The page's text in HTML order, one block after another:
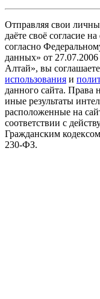
Отправляя свои
даёте своё согласие
согласно
данных» от
Алтай», вы
использования и
данного сайта. Права
иные результаты
расположенные на
соответствии с
Гражданским
230-ФЗ.